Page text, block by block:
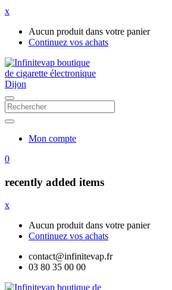
x
Aucun produit dans votre panier
Continuez vos achats
Mon compte
0
recently added items
x
Aucun produit dans votre panier
Continuez vos achats
contact@infinitevap.fr
03 80 35 00 00